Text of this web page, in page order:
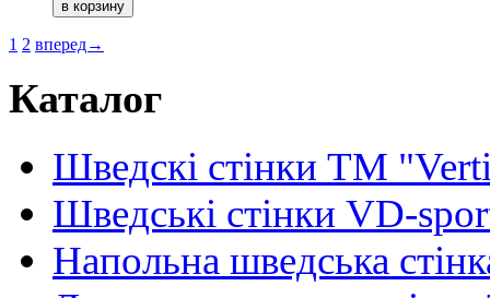
1 2 вперед→
Каталог
Шведскі стінки TM
Шведські стінки VD-
Напольна шведська